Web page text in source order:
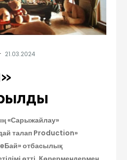
«Сарыжайлау»
талап Production»
отбасылық